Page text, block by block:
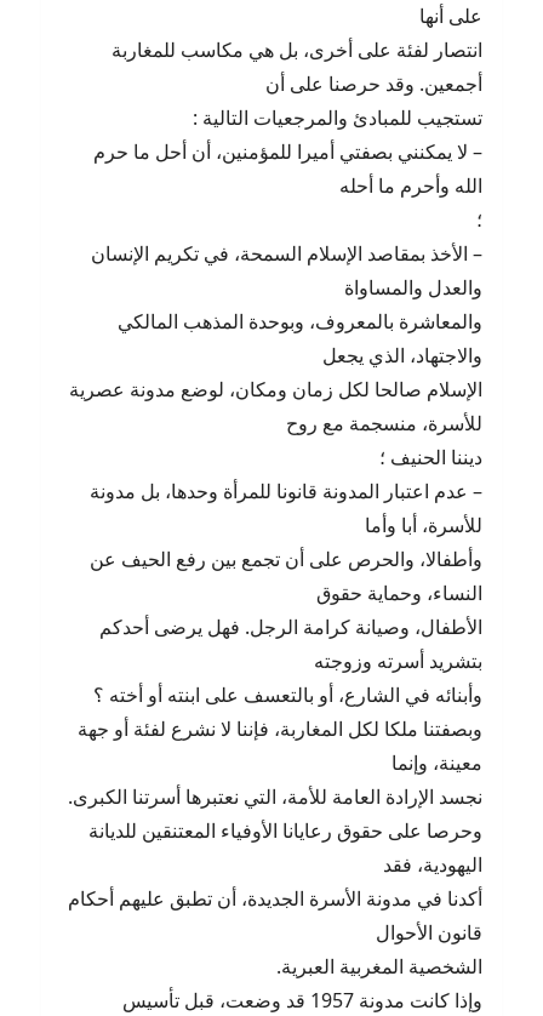
على أنها
انتصار لفئة على أخرى، بل هي مكاسب للمغاربة
أجمعين. وقد حرصنا على أن
تستجيب للمبادئ والمرجعيات التالية :
– لا يمكنني بصفتي أميرا للمؤمنين، أن أحل ما حرم
الله وأحرم ما أحله
؛
– الأخذ بمقاصد الإسلام السمحة، في تكريم الإنسان
والعدل والمساواة
والمعاشرة بالمعروف، وبوحدة المذهب المالكي
والاجتهاد، الذي يجعل
الإسلام صالحا لكل زمان ومكان، لوضع مدونة عصرية
للأسرة، منسجمة مع روح
ديننا الحنيف ؛
– عدم اعتبار المدونة قانونا للمرأة وحدها، بل مدونة
للأسرة، أبا وأما
وأطفالا، والحرص على أن تجمع بين رفع الحيف عن
النساء، وحماية حقوق
الأطفال، وصيانة كرامة الرجل. فهل يرضى أحدكم
بتشريد أسرته وزوجته
وأبنائه في الشارع، أو بالتعسف على ابنته أو أخته ؟
وبصفتنا ملكا لكل المغاربة، فإننا لا نشرع لفئة أو جهة
معينة، وإنما
نجسد الإرادة العامة للأمة، التي نعتبرها أسرتنا الكبرى.
وحرصا على حقوق رعايانا الأوفياء المعتنقين للديانة
اليهودية، فقد
أكدنا في مدونة الأسرة الجديدة، أن تطبق عليهم أحكام
قانون الأحوال
الشخصية المغربية العبرية.
وإذا كانت مدونة 1957 قد وضعت، قبل تأسيس